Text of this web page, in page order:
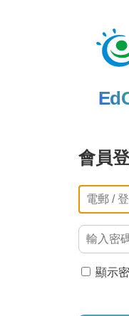
會員
顯示